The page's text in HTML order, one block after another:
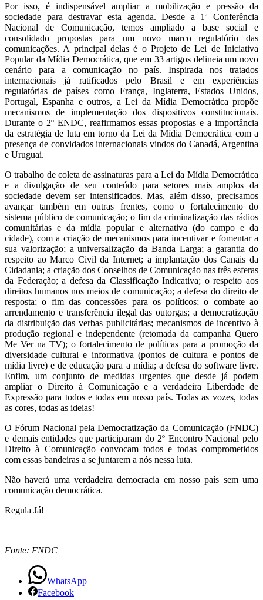
Por isso, é indispensável ampliar a mobilização e pressão da
sociedade para destravar esta agenda. Desde a 1ª Conferência
Nacional de Comunicação, temos ampliado a base social e
consolidado propostas para um novo marco regulatório das
comunicações. A principal delas é o Projeto de Lei de Iniciativa
Popular da Mídia Democrática, que em 33 artigos delineia um novo
cenário para a comunicação no país. Inspirada nos tratados
internacionais já ratificados pelo Brasil e em experiências
regulatórias de países como França, Inglaterra, Estados Unidos,
Portugal, Espanha e outros, a Lei da Mídia Democrática propõe
mecanismos de implementação dos dispositivos constitucionais.
Durante o 2º ENDC, reafirmamos essas propostas e a importância
da estratégia de luta em torno da Lei da Mídia Democrática com a
presença de convidados internacionais vindos do Canadá, Argentina
e Uruguai.
O trabalho de coleta de assinaturas para a Lei da Mídia Democrática
e a divulgação de seu conteúdo para setores mais amplos da
sociedade devem ser intensificados. Mas, além disso, precisamos
avançar também em outras frentes, como o fortalecimento do
sistema público de comunicação; o fim da criminalização das rádios
comunitárias e da mídia popular e alternativa (do campo e da
cidade), com a criação de mecanismos para incentivar e fomentar a
sua valorização; a universalização da Banda Larga; a garantia do
respeito ao Marco Civil da Internet; a implantação dos Canais da
Cidadania; a criação dos Conselhos de Comunicação nas três esferas
da Federação; a defesa da Classificação Indicativa; o respeito aos
direitos humanos nos meios de comunicação; a defesa do direito de
resposta; o fim das concessões para os políticos; o combate ao
arrendamento e transferência ilegal das outorgas; a democratização
da distribuição das verbas publicitárias; mecanismos de incentivo à
produção regional e independente (retomada da campanha Quero
Me Ver na TV); o fortalecimento de políticas para a promoção da
diversidade cultural e informativa (pontos de cultura e pontos de
mídia livre) e de educação para a mídia; a defesa do software livre.
Enfim, um conjunto de medidas urgentes que desde já podem
ampliar o Direito à Comunicação e a verdadeira Liberdade de
Expressão para todos e todas em nosso país. Todas as vozes, todas
as cores, todas as ideias!
O Fórum Nacional pela Democratização da Comunicação (FNDC)
e demais entidades que participaram do 2º Encontro Nacional pelo
Direito à Comunicação convocam todos e todas comprometidos
com essas bandeiras a se juntarem a nós nessa luta.
Não haverá uma verdadeira democracia em nosso país sem uma
comunicação democrática.
Regula Já!
Fonte: FNDC
WhatsApp
Facebook